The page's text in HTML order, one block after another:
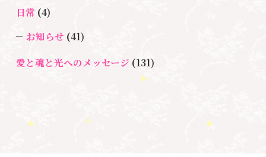
スター養成講座
＃宇宙ママももこ
日常 (4)
お知らせ (41)
愛と魂と光へのメッセージ (131)
プ)